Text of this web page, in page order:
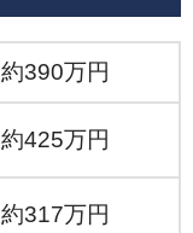
約390万円
約425万円
約317万円